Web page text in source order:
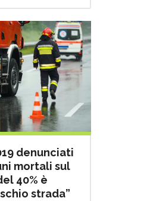
denunciati
mortali sul
40% è
strada”